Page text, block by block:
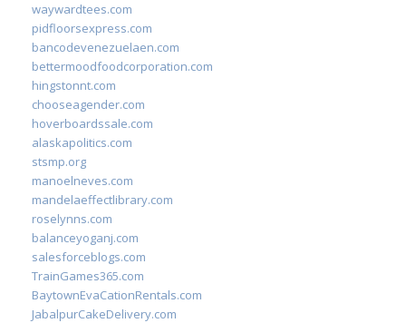
waywardtees.com
pidfloorsexpress.com
bancodevenezuelaen.com
bettermoodfoodcorporation.com
hingstonnt.com
chooseagender.com
hoverboardssale.com
alaskapolitics.com
stsmp.org
manoelneves.com
mandelaeffectlibrary.com
roselynns.com
balanceyoganj.com
salesforceblogs.com
TrainGames365.com
BaytownEvaCationRentals.com
JabalpurCakeDelivery.com